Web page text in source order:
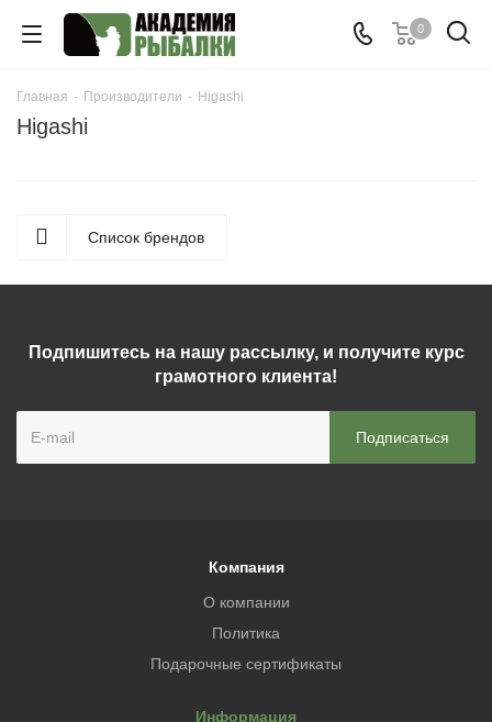
0
Главная - Производители - Higashi
Higashi
Список брендов
Подпишитесь на нашу рассылку, и получите курс
грамотного клиента!
Компания
О компании
Политика
Подарочные сертификаты
Информация